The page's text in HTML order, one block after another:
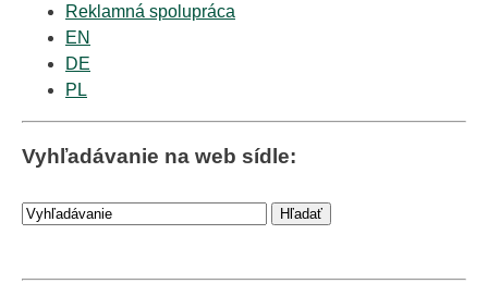
Reklamná spolupráca
EN
DE
PL
Vyhľadávanie na web sídle: